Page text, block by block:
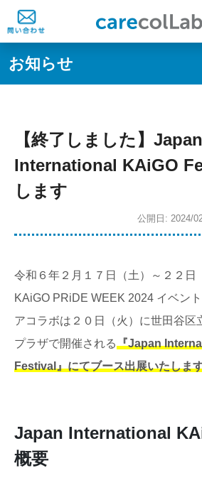
お知らせ
【終了しました】Japan
International KAiGO
します
公開日: 2024/
令和６年２月１７日（土）～２２日
KAiGO PRiDE WEEK 2024 イベン
アコラボは２０日（火）に世田谷区
プラザで開催される『Japan
Festival』にてブース出展いたしま
Japan International
概要